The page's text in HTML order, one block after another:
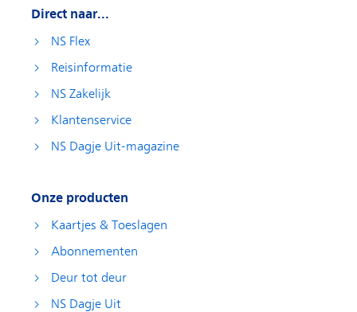
Direct naar...
NS Flex
Reisinformatie
NS Zakelijk
Klantenservice
NS Dagje Uit-magazine
Onze producten
Kaartjes & Toeslagen
Abonnementen
Deur tot deur
NS Dagje Uit